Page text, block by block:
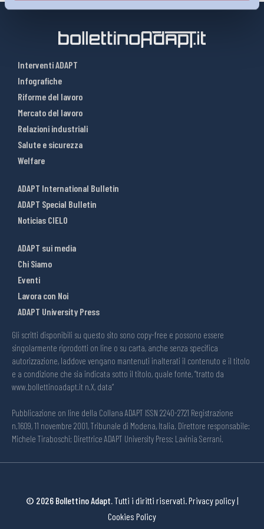
Interventi ADAPT
Infografiche
Riforme del lavoro
Mercato del lavoro
Relazioni industriali
Salute e sicurezza
Welfare
ADAPT International Bulletin
ADAPT Special Bulletin
Noticias CIELO
ADAPT sui media
Chi Siamo
Eventi
Lavora con Noi
ADAPT University Press
Gli scritti disponibili su questo sito sono copy-free e possono essere
singolarmente riprodotti on line o su carta, anche senza specifica
autorizzazione, laddove vengano mantenuti inalterati il contenuto e il titolo
e a condizione che sia indicata sotto il titolo, quale fonte, “tratto da
www.bollettinoadapt.it n.X, data“
Pubblicazione on line della Collana ADAPT ISSN 2240-2721 Registrazione
n.1609, 11 novembre 2001, Tribunale di Modena, Italia. Direttore responsabile:
Michele Tiraboschi; Direttrice ADAPT University Press: Lavinia Serrani.
© 2026 Bollettino Adapt.Tutti i diritti riservati.Privacy policy|
Cookies Policy